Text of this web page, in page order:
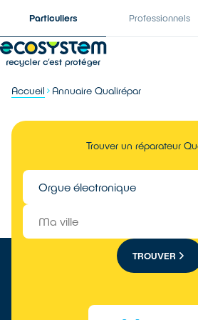
Particuliers Professionnels
Accueil Annuaire Qualirépar
Trouver un réparateur
TROUVER